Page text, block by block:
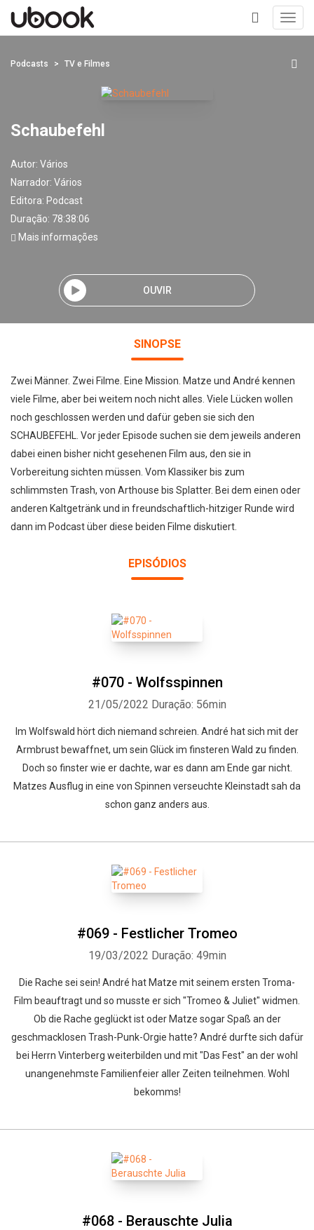
+
Podcasts TV e Filmes
Schaubefehl
Autor: Vários
Narrador: Vários
Editora: Podcast
Duração: 78:38:06
Mais informações
OUVIR
SINOPSE
Zwei Männer. Zwei Filme. Eine Mission. Matze und André kennen
viele Filme, aber bei weitem noch nicht alles. Viele Lücken wollen
noch geschlossen werden und dafür geben sie sich den
SCHAUBEFEHL. Vor jeder Episode suchen sie dem jeweils anderen
dabei einen bisher nicht gesehenen Film aus, den sie in
Vorbereitung sichten müssen. Vom Klassiker bis zum
schlimmsten Trash, von Arthouse bis Splatter. Bei dem einen oder
anderen Kaltgetränk und in freundschaftlich-hitziger Runde wird
dann im Podcast über diese beiden Filme diskutiert.
EPISÓDIOS
#070 - Wolfsspinnen
21/05/2022 Duração: 56min
Im Wolfswald hört dich niemand schreien. André hat sich mit der
Armbrust bewaffnet, um sein Glück im finsteren Wald zu finden.
Doch so finster wie er dachte, war es dann am Ende gar nicht.
Matzes Ausflug in eine von Spinnen verseuchte Kleinstadt sah da
schon ganz anders aus.
#069 - Festlicher Tromeo
19/03/2022 Duração: 49min
Die Rache sei sein! André hat Matze mit seinem ersten Troma-
Film beauftragt und so musste er sich "Tromeo & Juliet" widmen.
Ob die Rache geglückt ist oder Matze sogar Spaß an der
geschmacklosen Trash-Punk-Orgie hatte? André durfte sich dafür
bei Herrn Vinterberg weiterbilden und mit "Das Fest" an der wohl
unangenehmste Familienfeier aller Zeiten teilnehmen. Wohl
bekomms!
#068 - Berauschte Julia